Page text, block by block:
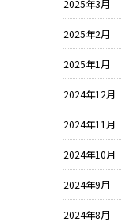
2025年3月
2025年2月
2025年1月
2024年12月
2024年11月
2024年10月
2024年9月
2024年8月